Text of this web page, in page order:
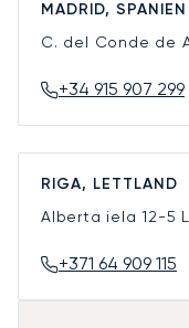
MADRID, SPANIEN
C. del Conde de
+34 915 907 299
RIGA, LETTLAND
Alberta iela 12-5
+371 64 909 115